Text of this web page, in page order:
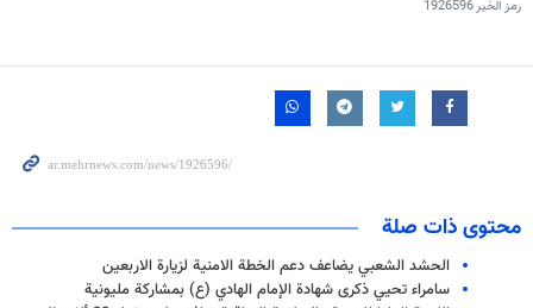
رمز الخبر1926596
محتوى ذات صلة
الحشد الشعبي يضاعف دعم الخطة الامنية لزيارة الاربعين
سامراء تحيي ذكرى شهادة الإمام الهادي (ع) بمشاركة مليونية